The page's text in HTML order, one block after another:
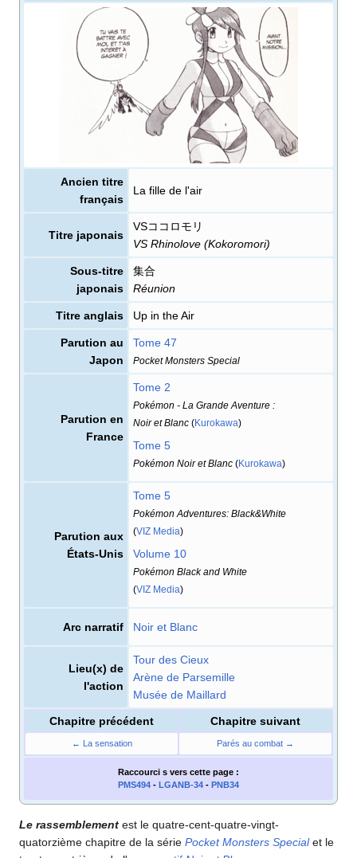
Ancien titre
français
La fille de l'air
Titre japonais
VSココロモリ
VS Rhinolove (Kokoromori)
Sous-titre
japonais
集合
Réunion
Titre anglais Up in the Air
Parution au
Japon
Tome 47
Pocket Monsters Special
Parution en
France
Tome 2
Pokémon - La Grande Aventure :
Noir et Blanc (Kurokawa)
Tome 5
Pokémon Noir et Blanc (Kurokawa)
Parution aux
États-Unis
Tome 5
Pokémon Adventures: Black&White
(VIZ Media)
Volume 10
Pokémon Black and White
(VIZ Media)
Arc narratif Noir et Blanc
Lieu(x) de
l'action
Tour des Cieux
Arène de Parsemille
Musée de Maillard
Chapitre précédent Chapitre suivant
← La sensation Parés au combat →
Raccourci s vers cette page :
PMS494 - LGANB-34 - PNB34
Le rassemblement est le quatre-cent-quatre-vingt-
quatorzième chapitre de la série Pocket Monsters Specialet le